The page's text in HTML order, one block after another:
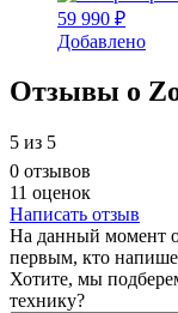
59 990 ₽
Добавлено
Отзывы о
5 из 5
0 отзывов
11 оценок
Написать отзыв
На данный момент
первым, кто
Хотите, мы
технику?